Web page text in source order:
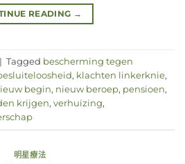
READING →
| Tagged bescherming tegen
, klachten linkerknie,
begin, nieuw beroep, pensioen,
krijgen, verhuizing,
明星療法